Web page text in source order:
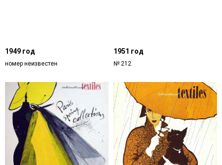
1949 год
номер неизвестен
1951 год
№ 212